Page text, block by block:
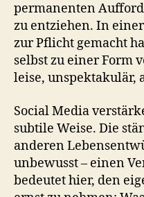
permanenten
zu entziehen. In
zur Pflicht gemacht
selbst zu einer Form
leise, unspektakulär,
Social Media
subtile Weise. Die
anderen
unbewusst – einen
bedeutet hier, den